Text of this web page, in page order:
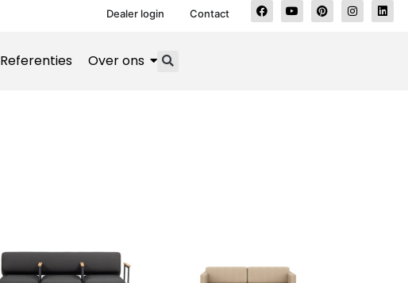
Dealer login Contact
Referenties Over ons